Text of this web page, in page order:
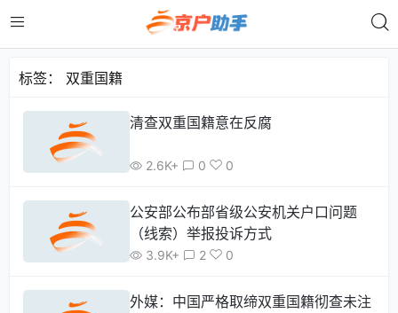
标签： 双重国籍
清查双重国籍意在反腐
2.6K+ 0 0
公安部公布部省级公安机关户口问题
（线索）举报投诉方式
3.9K+ 2 0
外媒：中国严格取缔双重国籍彻查未注